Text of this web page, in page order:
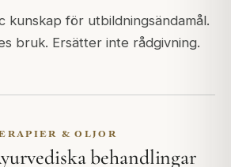
kunskap för utbildningsändamål.
bruk. Ersätter inte rådgivning.
& OLJOR
behandlingar